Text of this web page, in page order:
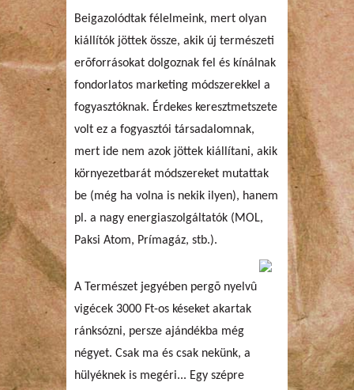
Beigazolódtak félelmeink, mert olyan
kiállítók jöttek össze, akik új természeti
erõforrásokat dolgoznak fel és kínálnak
fondorlatos marketing módszerekkel a
fogyasztóknak. Érdekes keresztmetszete
volt ez a fogyasztói társadalomnak,
mert ide nem azok jöttek kiállítani, akik
környezetbarát módszereket mutattak
be (még ha volna is nekik ilyen), hanem
pl. a nagy energiaszolgáltatók (MOL,
Paksi Atom, Prímagáz, stb.).
A Természet jegyében pergõ nyelvû
vigécek 3000 Ft-os késeket akartak
ránksózni, persze ajándékba még
négyet. Csak ma és csak nekünk, a
hülyéknek is megéri... Egy szépre